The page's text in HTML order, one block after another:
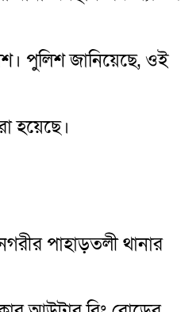
পুলিশ জানিয়েছে, ওই
হয়েছে।
পাহাড়তলী থানার